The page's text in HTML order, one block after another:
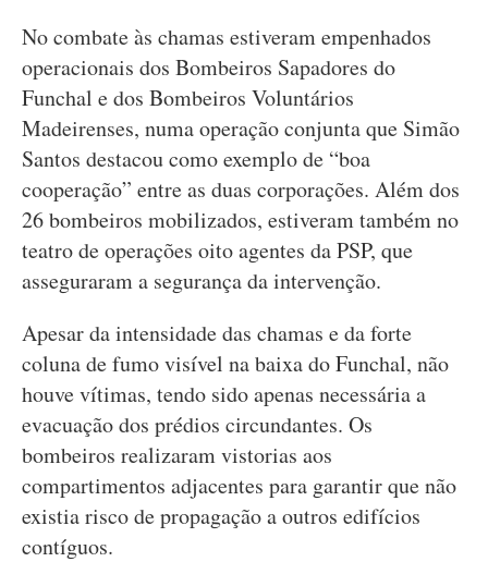
No combate às chamas estiveram empenhados
operacionais dos Bombeiros Sapadores do
Funchal e dos Bombeiros Voluntários
Madeirenses, numa operação conjunta que Simão
Santos destacou como exemplo de “boa
cooperação” entre as duas corporações. Além dos
26 bombeiros mobilizados, estiveram também no
teatro de operações oito agentes da PSP, que
asseguraram a segurança da intervenção.
Apesar da intensidade das chamas e da forte
coluna de fumo visível na baixa do Funchal, não
houve vítimas, tendo sido apenas necessária a
evacuação dos prédios circundantes. Os
bombeiros realizaram vistorias aos
compartimentos adjacentes para garantir que não
existia risco de propagação a outros edifícios
contíguos.